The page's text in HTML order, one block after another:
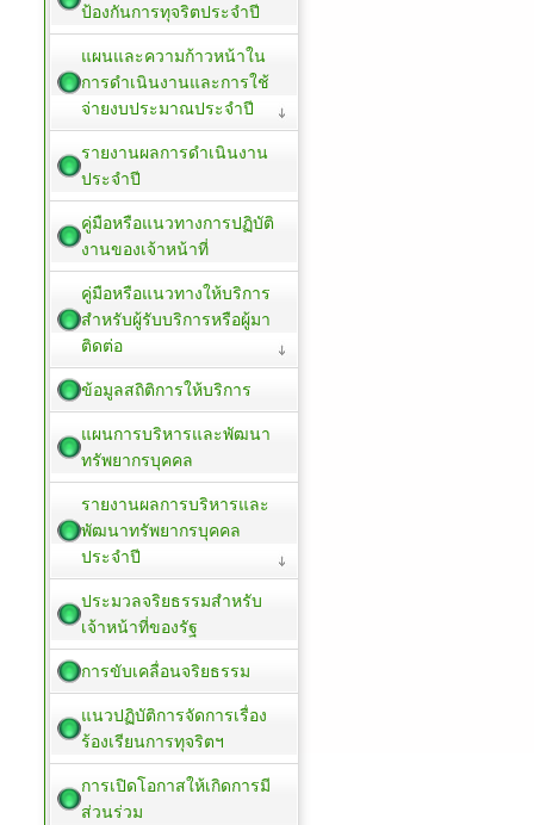
ป้องกันการทุจริตประจำปี
แผนและความก้าวหน้าใน
การดำเนินงานและการใช้
จ่ายงบประมาณประจำปี
รายงานผลการดำเนินงาน
ประจำปี
คู่มือหรือแนวทางการปฏิบัติ
งานของเจ้าหน้าที่
คู่มือหรือแนวทางให้บริการ
สำหรับผู้รับบริการหรือผู้มา
ติดต่อ
ข้อมูลสถิติการให้บริการ
แผนการบริหารและพัฒนา
ทรัพยากรบุคคล
รายงานผลการบริหารและ
พัฒนาทรัพยากรบุคคล
ประจำปี
ประมวลจริยธรรมสำหรับ
เจ้าหน้าที่ของรัฐ
การขับเคลื่อนจริยธรรม
แนวปฏิบัติการจัดการเรื่อง
ร้องเรียนการทุจริตฯ
การเปิดโอกาสให้เกิดการมี
ส่วนร่วม